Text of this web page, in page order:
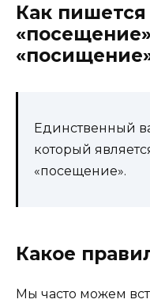
Как
Единственный
который
«посещение».
Какое
Мы часто можем